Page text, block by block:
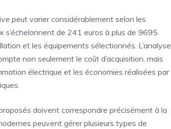
peut varier considérablement selon les
de 241 euros à plus de 9695
et les équipements sélectionnés. L’analyse
non seulement le coût d’acquisition, mais
électrique et les économies réalisées par
doivent correspondre précisément à la
peuvent gérer plusieurs types de